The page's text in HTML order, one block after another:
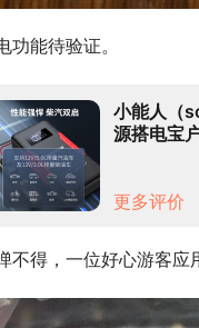
能待验证。
小能人（
源搭电宝
电瓶夹
更多评价
得，一位好心游客应